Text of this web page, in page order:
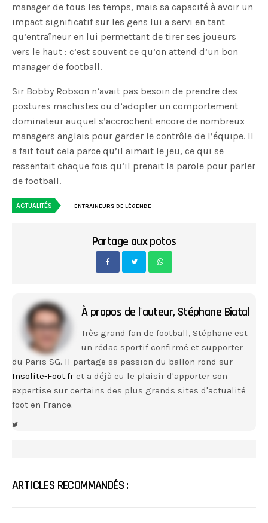
manager de tous les temps, mais sa capacité à avoir un
impact significatif sur les gens lui a servi en tant
qu’entraîneur en lui permettant de tirer ses joueurs
vers le haut : c’est souvent ce qu’on attend d’un bon
manager de football.
Sir Bobby Robson n’avait pas besoin de prendre des
postures machistes ou d’adopter un comportement
dominateur auquel s’accrochent encore de nombreux
managers anglais pour garder le contrôle de l’équipe. Il
a fait tout cela parce qu’il aimait le jeu, ce qui se
ressentait chaque fois qu’il prenait la parole pour parler
de football.
ACTUALITÉS ENTRAINEURS DE LÉGENDE
Partage aux potos
À propos de l'auteur, Stéphane Biatal
Très grand fan de football, Stéphane est
un rédac sportif confirmé et supporter
du Paris SG. Il partage sa passion du ballon rond sur
Insolite-Foot.fr et a déjà eu le plaisir d'apporter son
expertise sur certains des plus grands sites d'actualité
foot en France.
ARTICLES RECOMMANDÉS :